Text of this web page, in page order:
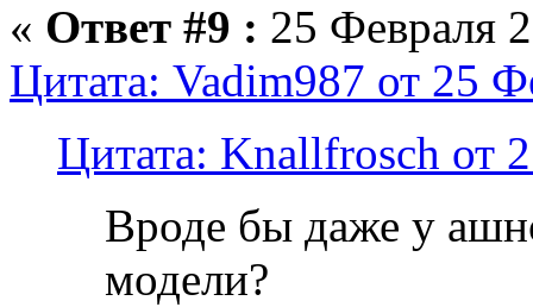
« Ответ #9 : 25 Февраля
Цитата: Vadim987 от 25
Цитата: Knallfrosch от
Вроде бы даже у
модели?